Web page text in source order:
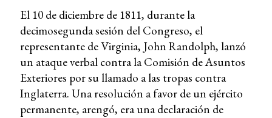
El 10 de diciembre de 1811, durante la
decimosegunda sesión del Congreso, el
representante de Virginia, John Randolph, lanzó
un ataque verbal contra la Comisión de Asuntos
Exteriores por su llamado a las tropas contra
Inglaterra. Una resolución a favor de un ejército
permanente, arengó, era una declaración de